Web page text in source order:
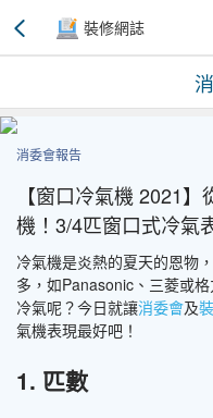
裝修網誌
消委會報告
【窗口冷氣機 2021
機！3/4匹窗口式冷氣
冷氣機是炎熱的夏天的恩物
多，如Panasonic、三菱或
冷氣呢？今日就讓消委會及
氣機表現最好吧！
1. 匹數